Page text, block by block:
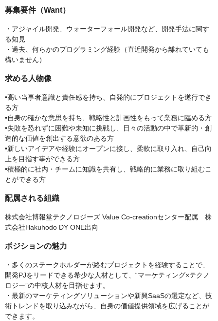
募集要件（Want）
・アジャイル開発、ウォーターフォール開発など、開発手法に関す
る知見
・過去、何らかのプログラミング経験（直近開発から離れていても
構いません）
求める人物像
•高い当事者意識と責任感を持ち、自発的にプロジェクトを遂行でき
る方
•自身の確かな意思を持ち、戦略性と計画性をもって業務に臨める方
•失敗を恐れずに困難や未知に挑戦し、日々の活動の中で革新的・創
造的な価値を創出する意欲のある方
•新しいアイデアや経験にオープンに接し、柔軟に取り入れ、自己向
上を目指す事ができる方
•積極的に社内・チームに知識を共有し、戦略的に業務に取り組むこ
とができる方
配属される組織
株式会社博報堂テクノロジーズ Value Co-creationセンター配属 株
式会社Hakuhodo DY ONE出向
ポジションの魅力
・多くのステークホルダーが絡むプロジェクトを経験することで、
開発PJをリードできる希少な人材として、“マーケティング×テクノ
ロジー”の中核人材を目指せます。
・最新のマーケティングソリューションや新興SaaSの選定など、技
術トレンドを取り込みながら、自身の価値提供領域を広げることが
できます。